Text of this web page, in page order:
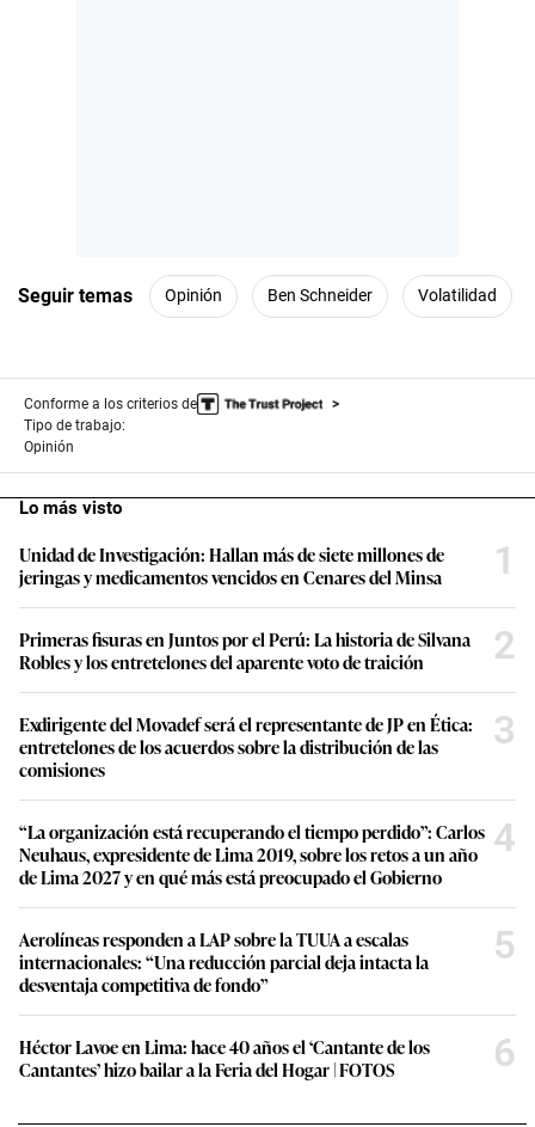
Seguir temas Opinión Ben Schneider Volatilidad
Conforme a los criterios de
Tipo de trabajo:
Opinión
Lo más visto
Unidad de Investigación: Hallan más de siete millones de
jeringas y medicamentos vencidos en Cenares del Minsa
1
Primeras fisuras en Juntos por el Perú: La historia de Silvana
Robles y los entretelones del aparente voto de traición
2
Exdirigente del Movadef será el representante de JP en Ética:
entretelones de los acuerdos sobre la distribución de las
comisiones
3
“La organización está recuperando el tiempo perdido”: Carlos
Neuhaus, expresidente de Lima 2019, sobre los retos a un año
de Lima 2027 y en qué más está preocupado el Gobierno
4
Aerolíneas responden a LAP sobre la TUUA a escalas
internacionales: “Una reducción parcial deja intacta la
desventaja competitiva de fondo”
5
Héctor Lavoe en Lima: hace 40 años el ‘Cantante de los
Cantantes’ hizo bailar a la Feria del Hogar | FOTOS
6